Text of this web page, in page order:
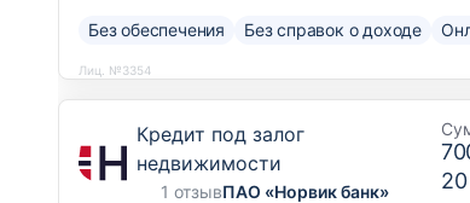
Без обеспечения Без справок о доходе
Лиц. №3354
Кредит под залог
недвижимости
1 отзывПАО «Норвик банк»